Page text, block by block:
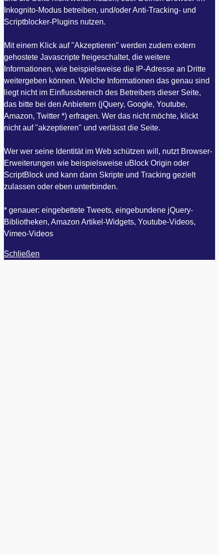
Inkognito-Modus betreiben, und/oder Anti-Tracking- und
Scriptblocker-Plugins nutzen.
Mit einem Klick auf "Akzeptieren" werden zudem extern
gehostete Javascripte freigeschaltet, die weitere
Informationen, wie beispielsweise die IP-Adresse an Dritte
weitergeben können. Welche Informationen das genau sind
liegt nicht im Einflussbereich des Betreibers dieser Seite,
das bitte bei den Anbietern (jQuery, Google, Youtube,
Amazon, Twitter *) erfragen. Wer das nicht möchte, klickt
nicht auf "akzeptieren" und verlässt die Seite.
Wer wer seine Identität im Web schützen will, nutzt Browser-
Erweiterungen wie beispielsweise uBlock Origin oder
ScriptBlock und kann dann Skripte und Tracking gezielt
zulassen oder eben unterbinden.
* genauer: eingebettete Tweets, eingebundene jQuery-
Bibliotheken, Amazon Artikel-Widgets, Youtube-Videos,
Vimeo-Videos
Schließen